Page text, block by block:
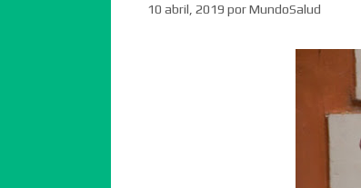
10 abril, 2019 porMundoSalud